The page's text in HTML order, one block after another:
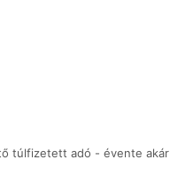
túlfizetett adó - évente akár